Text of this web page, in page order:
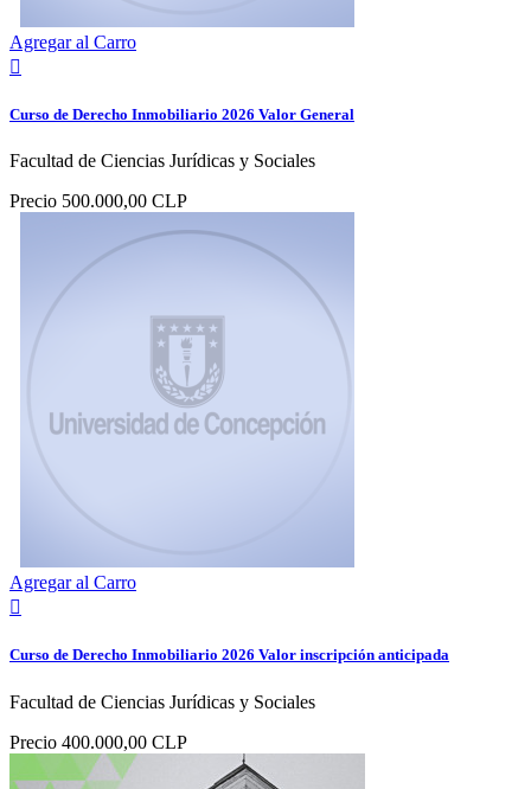
Agregar al Carro

Curso de Derecho Inmobiliario 2026 Valor General
Facultad de Ciencias Jurídicas y Sociales
Precio 500.000,00 CLP
Agregar al Carro

Curso de Derecho Inmobiliario 2026 Valor inscripción anticipada
Facultad de Ciencias Jurídicas y Sociales
Precio 400.000,00 CLP